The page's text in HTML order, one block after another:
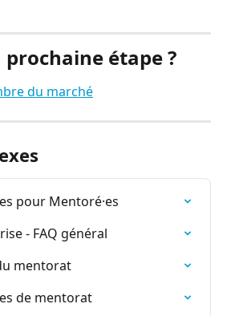
prochaine étape ?
du marché
pour Mentoré·es
- FAQ général
mentorat
de mentorat